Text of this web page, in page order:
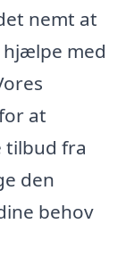
nemt at
med
at
tilbud fra
den
behov